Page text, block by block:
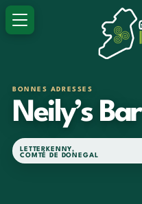
BONNES ADRESSES
Neily’s Bar
LETTERKENNY,
COMTÉ DE DONEGAL